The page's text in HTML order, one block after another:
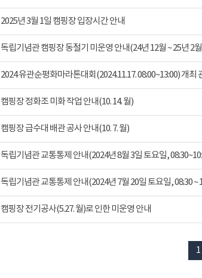
2025년 3월 1일 캠핑장 입장시간 안내
독립기념관 캠핑장 동절기 미운영 안내(24년 12월 ~ 25년 2
2024 유관순평화마라톤대회(2024.11.17. 08:00~13:00) 개최
캠핑장 정화조 미화 작업 안내(10. 14. 월)
캠핑장 급수대 배관 공사 안내(10. 7. 월)
독립기념관 교통통제 안내(2024년 8월 3일 토요일,
독립기념관 교통통제 안내(2024년 7월 20일 토요일, 08:30 ~
캠핑장 전기공사(5.27. 월)로 인한 미운영 안내
1